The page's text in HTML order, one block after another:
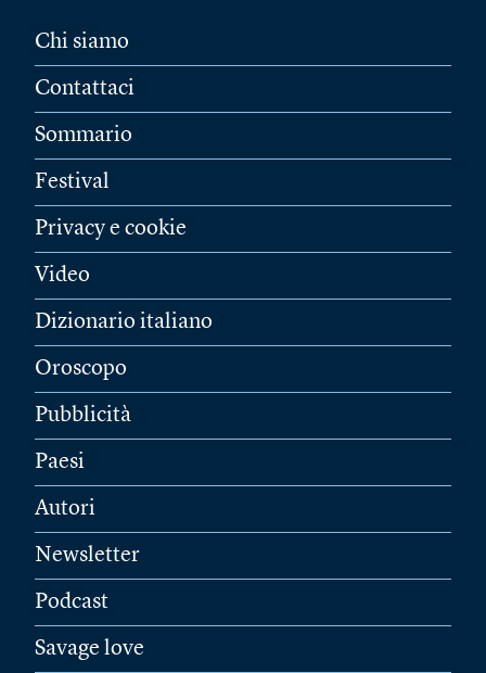
Chi siamo
Contattaci
Sommario
Festival
Privacy e cookie
Video
Dizionario italiano
Oroscopo
Pubblicità
Paesi
Autori
Newsletter
Podcast
Savage love